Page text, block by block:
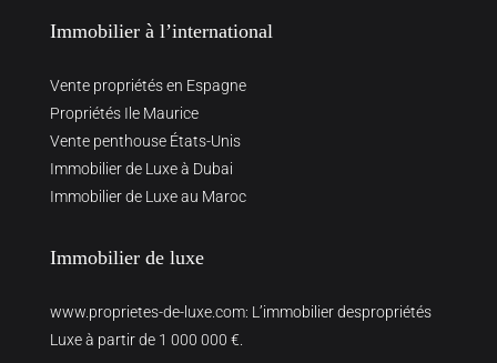
Immobilier à l’international
Vente propriétés en Espagne
Propriétés Ile Maurice
Vente penthouse États-Unis
Immobilier de Luxe à Dubai
Immobilier de Luxe au Maroc
Immobilier de luxe
www.proprietes-de-luxe.com: L’immobilier despropriétés
Luxe à partir de 1 000 000 €.